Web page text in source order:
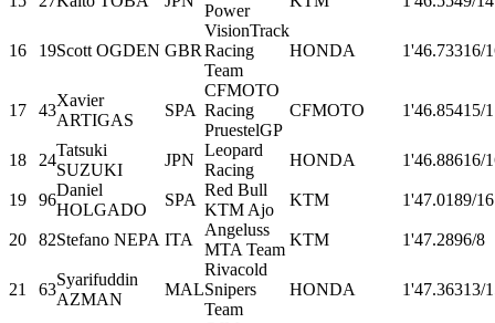
Power
16 19Scott OGDEN GBR
VisionTrack
Racing
Team
HONDA 1'46.73316/
17 43
Xavier
ARTIGAS
SPA
CFMOTO
Racing
PruestelGP
CFMOTO 1'46.85415/
18 24
Tatsuki
SUZUKI
JPN
Leopard
Racing
HONDA 1'46.88616/
19 96
Daniel
HOLGADO
SPA
Red Bull
KTM Ajo
KTM 1'47.0189/16
20 82Stefano NEPA ITA
Angeluss
MTA Team
KTM 1'47.2896/8
21 63
Syarifuddin
AZMAN
MAL
Rivacold
Snipers
Team
HONDA 1'47.36313/